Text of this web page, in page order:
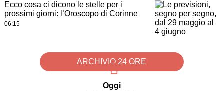
Ecco cosa ci dicono le stelle per i
prossimi giorni: l’Oroscopo di Corinne
06:15
ARCHIVIO 24 ORE
Oggi